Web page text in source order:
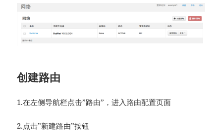
创建路由
1.在左侧导航栏点击”路由”，进入路由配置页面
2.点击”新建路由”按钮